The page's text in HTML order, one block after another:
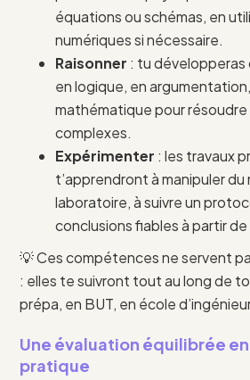
équations ou schémas, en
numériques si nécessaire.
Raisonner : tu
en logique, en
mathématique pour
complexes.
Expérimenter : les travaux
t’apprendront à manipuler du
laboratoire, à suivre un
conclusions fiables à partir
💡 Ces compétences ne servent
: elles te suivront tout au long de
prépa, en BUT, en école
Une évaluation équilibrée
pratique